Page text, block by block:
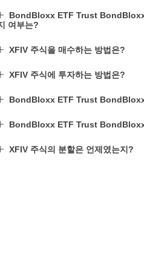
BondBloxx ETF Trust
여부는?
XFIV 주식을 매수하는 방법은?
XFIV 주식에 투자하는 방법은?
BondBloxx ETF Trust
BondBloxx ETF Trust
XFIV 주식의 분할은 언제였는지?